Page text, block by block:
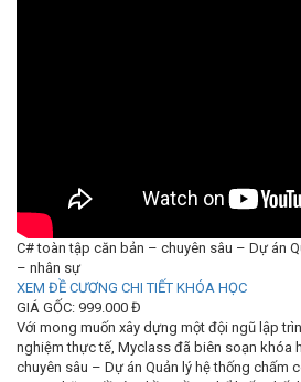
C# toàn tập căn bản – chuyên sâu – Dự án
– nhân sự
XEM ĐỀ CƯƠNG CHI TIẾT KHÓA HỌC
GIÁ GỐC: 999.000 Đ
Với mong muốn xây dựng một đội ngũ lập
nghiệm thực tế, Myclass đã biên soạn khóa
chuyên sâu – Dự án Quản lý hệ thống chấm